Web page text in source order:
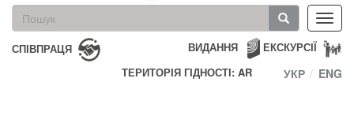
Пошукова
форма
Пошук
СПІВПРАЦЯ ЕКСКУРСІЇ
ВИДАННЯ
ТЕРИТОРІЯ ГІДНОСТІ: AR
УКР ENG